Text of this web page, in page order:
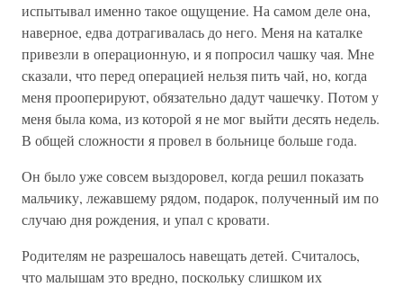
испытывал именно такое ощущение. На самом деле она,
наверное, едва дотрагивалась до него. Меня на каталке
привезли в операционную, и я попросил чашку чая. Мне
сказали, что перед операцией нельзя пить чай, но, когда
меня прооперируют, обязательно дадут чашечку. Потом у
меня была кома, из которой я не мог выйти десять недель.
В общей сложности я провел в больнице больше года.
Он было уже совсем выздоровел, когда решил показать
мальчику, лежавшему рядом, подарок, полученный им по
случаю дня рождения, и упал с кровати.
Родителям не разрешалось навещать детей. Считалось,
что малышам это вредно, поскольку слишком их